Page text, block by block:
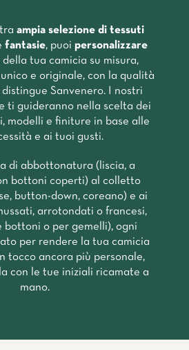
ampia selezione di tessuti
fantasie, puoi personalizzare
tua camicia su misura,
e originale, con la qualità
Sanvenero. I nostri
ti guideranno nella scelta dei
modelli e finiture in base alle
e ai tuoi gusti.
di abbottonatura (liscia, a
bottoni coperti) al colletto
button-down, coreano) e ai
arrotondati o francesi,
bottoni o per gemelli), ogni
per rendere la tua camicia
tocco ancora più personale,
con le tue iniziali ricamate a
mano.